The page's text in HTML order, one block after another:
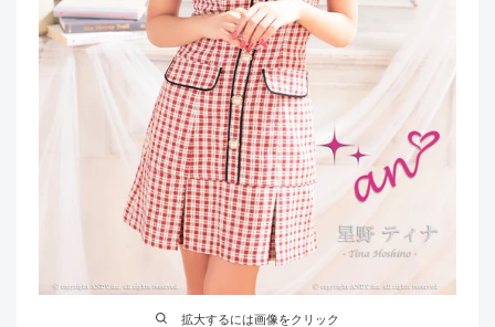
拡大するには画像をクリック